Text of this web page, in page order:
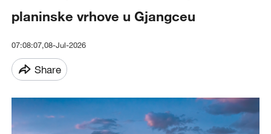
planinske vrhove u Gjangceu
07:08:07,08-Jul-2026
Share